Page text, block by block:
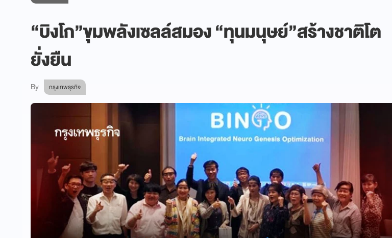
“บิงโก”ขุมพลังเซลล์สมอง “ทุนมนุษย์”สร้างชาติโต
ยั่งยืน
By กรุงเทพธุรกิจ